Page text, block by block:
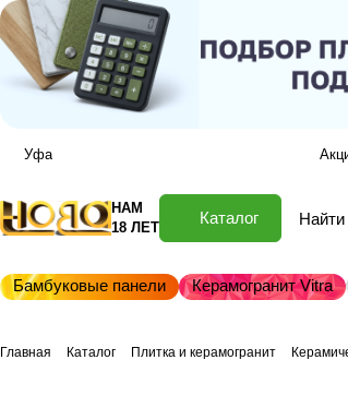
Уфа
НАМ
18 ЛЕТ
Каталог
Бамбуковые панели Керамогранит Vitra
Главная Каталог Плитка и керамогранит